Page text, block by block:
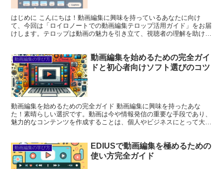
はじめに こんにちは！動画編集に興味を持っているあなたに向け
て、今回は「ロイロノートでの動画編集テロップ活用ガイド」をお届
けします。テロップは動画の魅力を引き立て、視聴者の理解を助ける
動画編集の学び方
動画編集を始めるための完全ガイ
ドと初心者向けソフト選びのコツ
動画編集を始めるための完全ガイド 動画編集に興味を持ったあな
た！素晴らしい選択です。動画は今や情報発信の重要な手段であり、
魅力的なコンテンツを作成することは、個人やビジネスにとって大き
動画編集の学び方
EDIUSで動画編集を極めるための
使い方完全ガイド